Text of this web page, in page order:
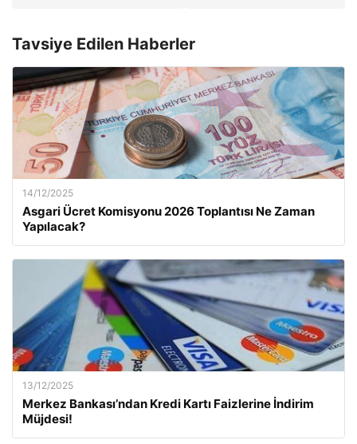
Tavsiye Edilen Haberler
14/12/2025
Asgari Ücret Komisyonu 2026 Toplantısı Ne Zaman
Yapılacak?
13/12/2025
Merkez Bankası’ndan Kredi Kartı Faizlerine İndirim
Müjdesi!